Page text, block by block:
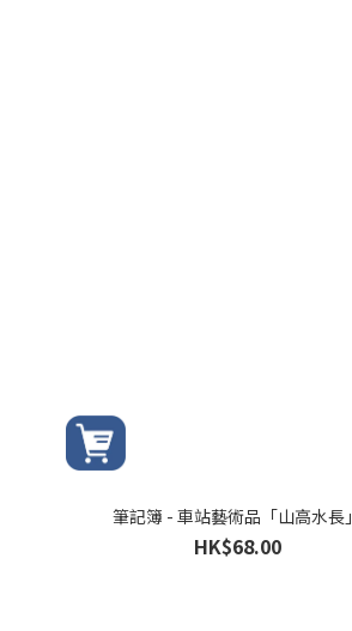
筆記簿 - 車站藝術品「山高水長」
HK$68.00